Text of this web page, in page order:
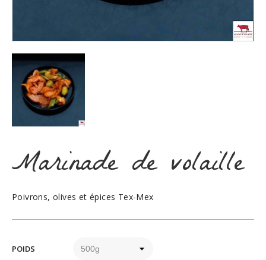
Marinade de volaille
Poivrons, olives et épices Tex-Mex
POIDS